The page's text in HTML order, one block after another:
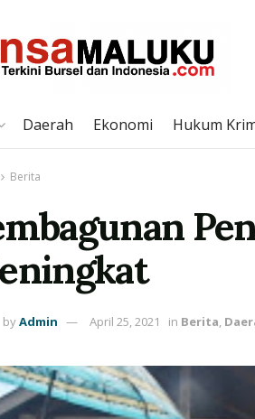
Daerah Ekonomi Hukum
Berita
byAdmin April 25, 2021 in Berita,